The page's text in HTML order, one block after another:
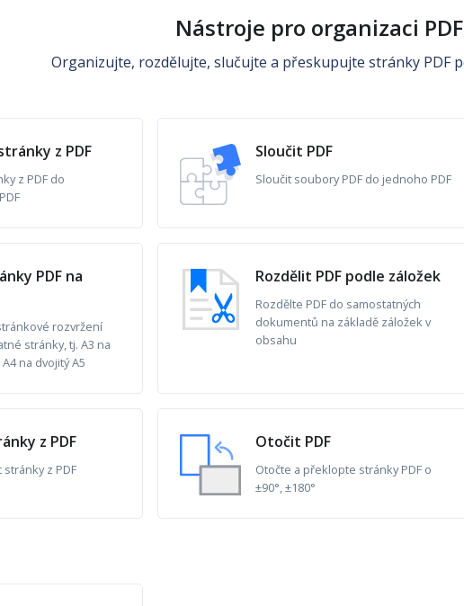
Nástroje pro organizaci PDF
Organizujte, rozdělujte, slučujte a přeskupujte stránky PDF
z PDF
z PDF do
Sloučit PDF
Sloučit soubory PDF do jednoho PDF
PDF na
rozvržení
stránky, tj. A3 na
na dvojitý A5
Rozdělit PDF podle záložek
Rozdělte PDF do samostatných
dokumentů na základě záložek v
obsahu
z PDF
z PDF
Otočit PDF
Otočte a překlopte stránky PDF o
±90°, ±180°